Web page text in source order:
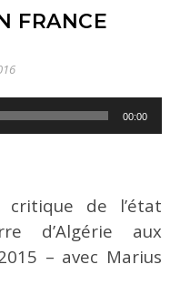
FRANCE
00:00
d’Algérie aux
– avec Marius